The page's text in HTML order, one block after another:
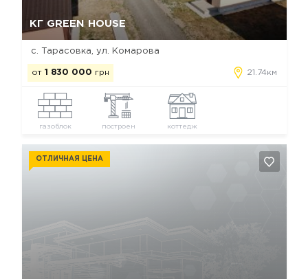
КГ GREEN HOUSE
с. Тарасовка, ул. Комарова
от 1 830 000 грн 21.74км
газоблок построен коттедж
Отмена
ОТЛИЧНАЯ ЦЕНА